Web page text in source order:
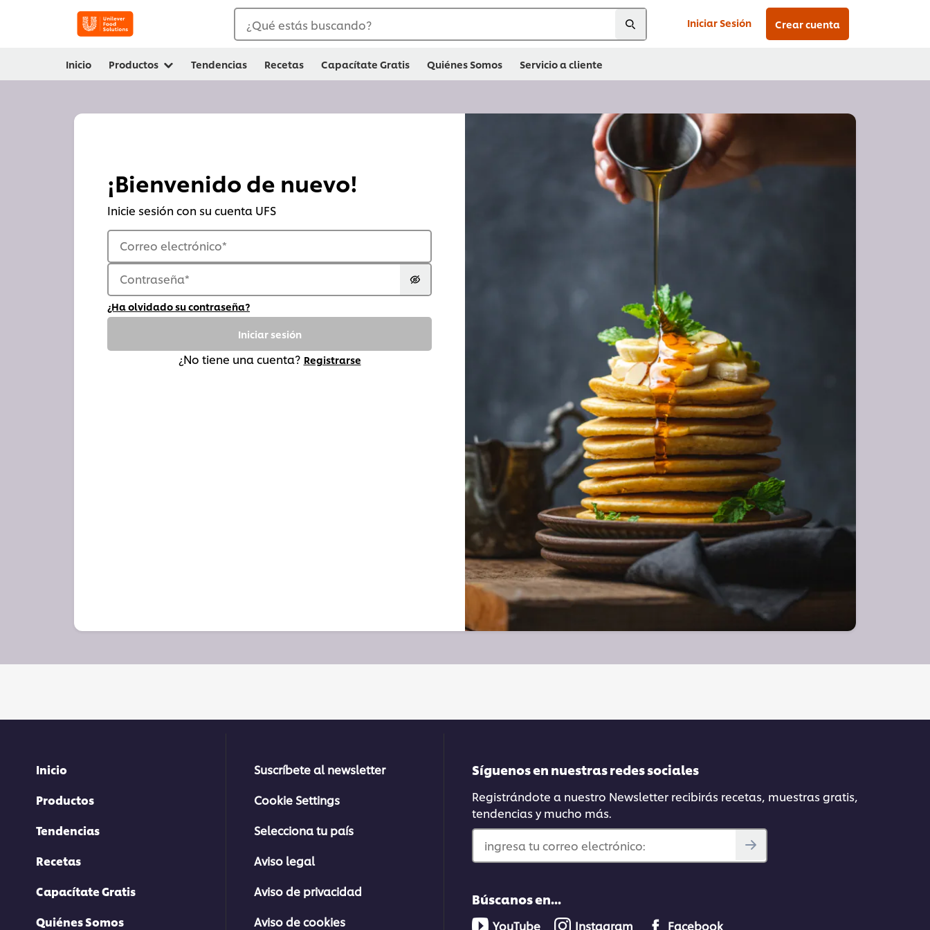
¿Qué estás buscando? Iniciar Sesión Crear cuenta
Inicio Productos Tendencias Recetas Capacítate Gratis Quiénes Somos Servicio a cliente
¡Bienvenido de nuevo!
Inicie sesión con su cuenta UFS
Correo electrónico*
Contraseña*
¿Ha olvidado su contraseña?
Iniciar sesión
¿No tiene una cuenta? Registrarse
Inicio
Productos
Tendencias
Recetas
Capacítate Gratis
Quiénes Somos
Suscríbete al newsletter
Cookie Settings
Selecciona tu país
Aviso legal
Aviso de privacidad
Aviso de cookies
Síguenos en nuestras redes sociales
Registrándote a nuestro Newsletter recibirás recetas, muestras gratis,
tendencias y mucho más.
ingresa tu correo electrónico:
Búscanos en...
YouTube Instagram Facebook